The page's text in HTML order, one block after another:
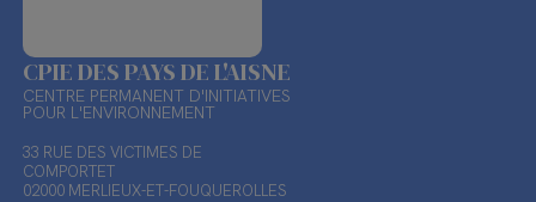
CPIE DES PAYS DE L'AISNE
CENTRE PERMANENT D'INITIATIVES
POUR L'ENVIRONNEMENT
33 RUE DES VICTIMES DE
COMPORTET
02000 MERLIEUX-ET-FOUQUEROLLES